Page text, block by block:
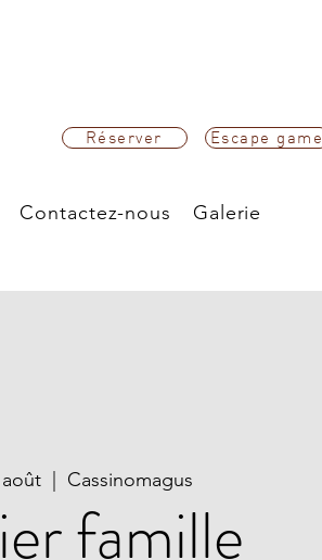
Réserver Escape game
Contactez-nous Galerie
  |
Cassinomagus
famille